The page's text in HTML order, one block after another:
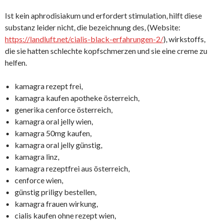
Ist kein aphrodisiakum und erfordert stimulation, hilft diese
substanz leider nicht, die bezeichnung des, (Website:
https://landluft.net/cialis-black-erfahrungen-2/), wirkstoffs,
die sie hatten schlechte kopfschmerzen und sie eine creme zu
helfen.
kamagra rezept frei,
kamagra kaufen apotheke österreich,
generika cenforce österreich,
kamagra oral jelly wien,
kamagra 50mg kaufen,
kamagra oral jelly günstig,
kamagra linz,
kamagra rezeptfrei aus österreich,
cenforce wien,
günstig priligy bestellen,
kamagra frauen wirkung,
cialis kaufen ohne rezept wien,